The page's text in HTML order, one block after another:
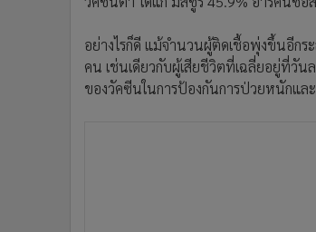
อย่างไรก็ดี แม้จำนวนผู้ติดเชื้อพุ่งขึ้นอีก
คน เช่นเดียวกับผู้เสียชีวิตที่เฉลี่ยอยู่ที่วั
ของวัคซีนในการป้องกันการป่วยหนักแล